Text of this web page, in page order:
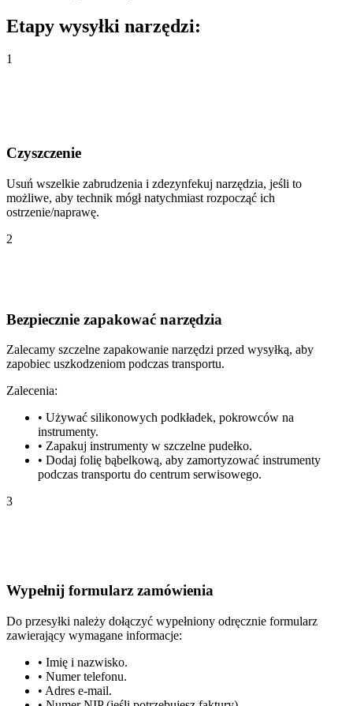
Etapy wysyłki narzędzi:
1
Czyszczenie
Usuń wszelkie zabrudzenia i zdezynfekuj narzędzia, jeśli to
możliwe, aby technik mógł natychmiast rozpocząć ich
ostrzenie/naprawę.
2
Bezpiecznie zapakować narzędzia
Zalecamy szczelne zapakowanie narzędzi przed wysyłką, aby
zapobiec uszkodzeniom podczas transportu.
Zalecenia:
• Używać silikonowych podkładek, pokrowców na
instrumenty.
• Zapakuj instrumenty w szczelne pudełko.
• Dodaj folię bąbelkową, aby zamortyzować instrumenty
podczas transportu do centrum serwisowego.
3
Wypełnij formularz zamówienia
Do przesyłki należy dołączyć wypełniony odręcznie formularz
zawierający wymagane informacje:
• Imię i nazwisko.
• Numer telefonu.
• Adres e-mail.